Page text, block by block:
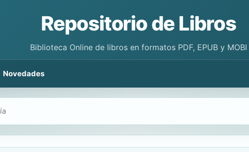
Repositorio de Libros
Biblioteca Online de libros en formatos PDF, EPUB y MOBI
Novedades